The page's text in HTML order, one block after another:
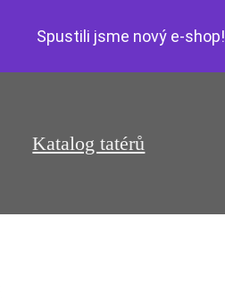
Spustili jsme nový e-shop!
Katalog tatérů